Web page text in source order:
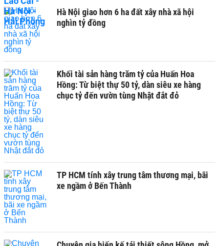
Hà Nội giao hơn 6 ha đất xây nhà xã hội
nghìn tỷ đồng
Khối tài sản hàng trăm tỷ của Huấn Hoa
Hồng: Từ biệt thự 50 tỷ, dàn siêu xe hàng
chục tỷ đến vườn tùng Nhật đắt đỏ
TP HCM tính xây trung tâm thương mại, bãi
xe ngầm ở Bến Thành